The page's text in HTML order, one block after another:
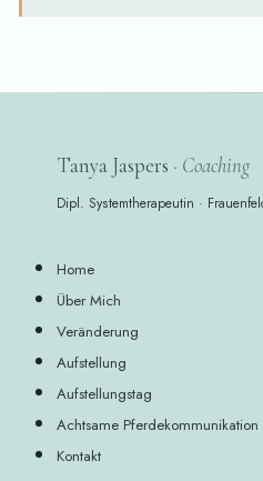
Tanya Jaspers · Coaching
Dipl. Systemtherapeutin ·
Home
Über Mich
Veränderung
Aufstellung
Aufstellungstag
Achtsame Pferdekommunikation
Kontakt